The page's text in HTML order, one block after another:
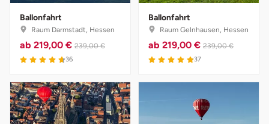
Ballonfahrt
Raum Darmstadt, Hessen
ab 219,00 € 239,00 €
36
Ballonfahrt
Raum Gelnhausen, Hessen
ab 219,00 € 239,00 €
37